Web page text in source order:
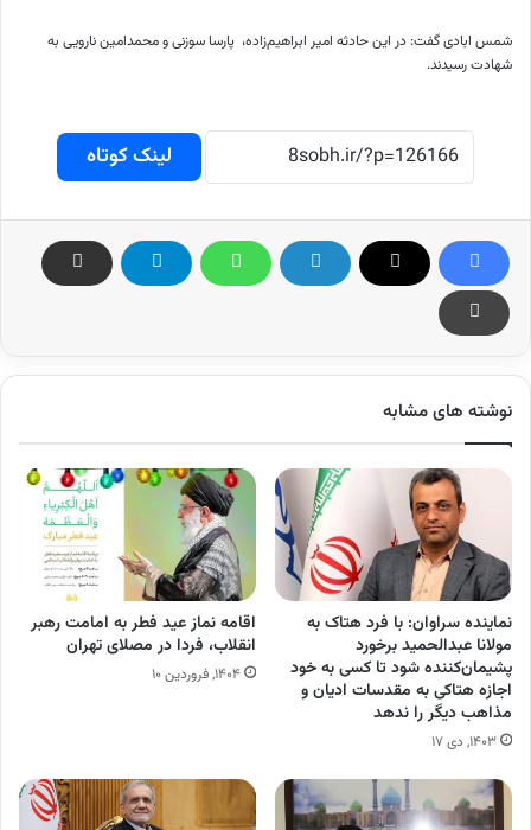
شمس ابادی گفت: در این حادثه امیر ابراهیم‌زاده، پارسا سوزنی و محمدامین نارویی به
شهادت رسیدند.
لینک کوتاه
نوشته های مشابه
نماینده سراوان: با فرد هتاک به
مولانا عبدالحمید برخورد
پشیمان‌کننده شود تا کسی به خود
اجازه هتاکی به مقدسات ادیان و
مذاهب دیگر را ندهد
۱۴۰۳, دی ۱۷
اقامه نماز عید فطر به امامت رهبر
انقلاب، فردا در مصلای تهران
۱۴۰۴, فروردین ۱۰